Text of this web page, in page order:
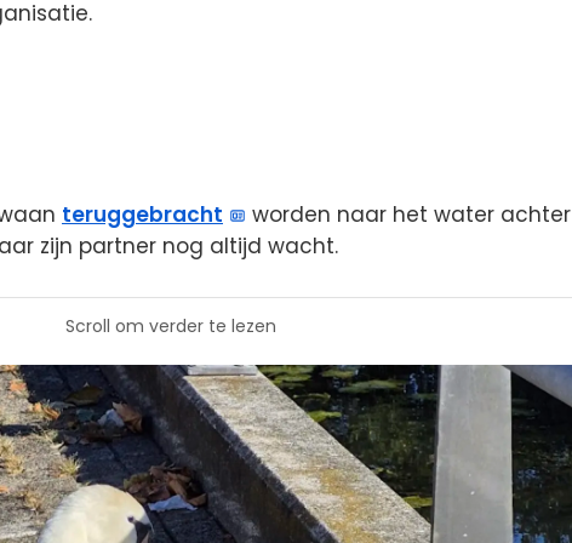
teruggebracht
worden naar het water achter
zijn partner nog altijd wacht.
Scroll om verder te lezen